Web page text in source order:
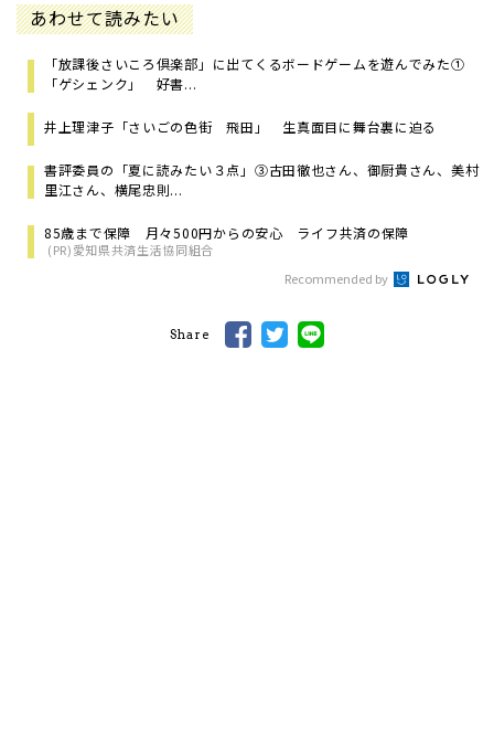
あわせて読みたい
「放課後さいころ倶楽部」に出てくるボードゲームを遊んでみた①
「ゲシェンク」 好書...
井上理津子「さいごの色街 飛田」 生真面目に舞台裏に迫る
書評委員の「夏に読みたい３点」③古田徹也さん、御厨貴さん、美村
里江さん、横尾忠則...
85歳まで保障 月々500円からの安心 ライフ共済の保障
(PR)愛知県共済生活協同組合
Recommended by
Share